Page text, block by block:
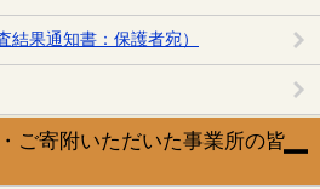
結果通知書：保護者宛）
ご寄附いただいた事業所の皆